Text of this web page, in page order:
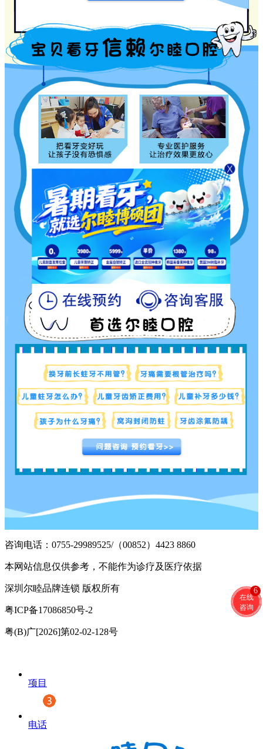
在线
咨询
6
咨询电话：0755-29989525/（00852）4423 8860
本网站信息仅供参考，不能作为诊疗及医疗依据
深圳尔睦品牌连锁 版权所有
粤ICP备17086850号-2
粤(B)广[2026]第02-02-128号
项目
电话